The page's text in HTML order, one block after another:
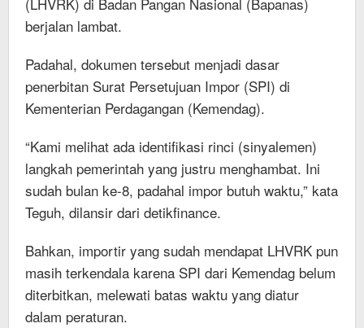
berjalan lambat.
Padahal, dokumen tersebut menjadi dasar
penerbitan Surat Persetujuan Impor (SPI) di
Kementerian Perdagangan (Kemendag).
“Kami melihat ada identifikasi rinci (sinyalemen)
langkah pemerintah yang justru menghambat. Ini
sudah bulan ke-8, padahal impor butuh waktu,” kata
Teguh, dilansir dari detikfinance.
Bahkan, importir yang sudah mendapat LHVRK pun
masih terkendala karena SPI dari Kemendag belum
diterbitkan, melewati batas waktu yang diatur
dalam peraturan.